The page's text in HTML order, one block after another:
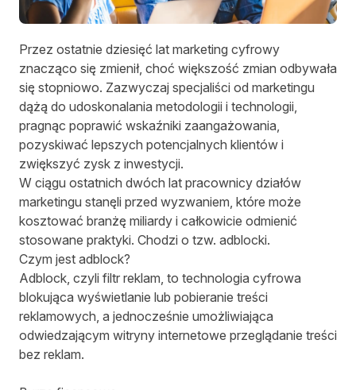
Przez ostatnie dziesięć lat marketing cyfrowy
znacząco się zmienił, choć większość zmian odbywała
się stopniowo. Zazwyczaj specjaliści od marketingu
dążą do udoskonalania metodologii i technologii,
pragnąc poprawić wskaźniki zaangażowania,
pozyskiwać lepszych potencjalnych klientów i
zwiększyć zysk z inwestycji.
W ciągu ostatnich dwóch lat pracownicy działów
marketingu stanęli przed wyzwaniem, które może
kosztować branżę miliardy i całkowicie odmienić
stosowane praktyki. Chodzi o tzw. adblocki.
Czym jest adblock?
Adblock, czyli filtr reklam, to technologia cyfrowa
blokująca wyświetlanie lub pobieranie treści
reklamowych, a jednocześnie umożliwiająca
odwiedzającym witryny internetowe przeglądanie treści
bez reklam.